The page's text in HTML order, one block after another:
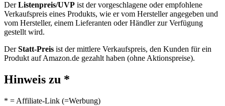
DerListenpreis/UVP ist der vorgeschlagene oder empfohlene
Verkaufspreis eines Produkts, wie er vom Hersteller angegeben und
vom Hersteller, einem Lieferanten oder Händler zur Verfügung
gestellt wird.
DerStatt-Preis ist der mittlere Verkaufspreis, den Kunden für ein
Produkt auf Amazon.de gezahlt haben (ohne Aktionspreise).
Hinweis zu *
* = Affiliate-Link (=Werbung)